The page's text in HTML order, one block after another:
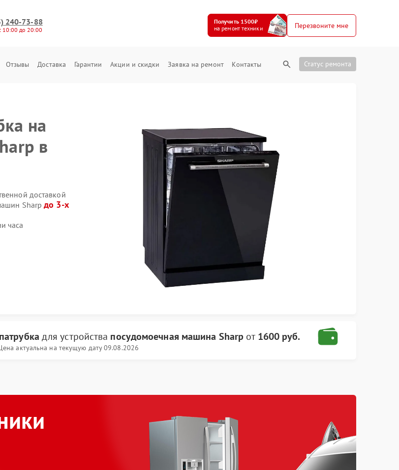
240-73-88
10:00 до 20:00
Получить 1500₽
на ремонт техники
Перезвоните мне
Отзывы Доставка Гарантии Акции и скидки Заявка на ремонт Контакты Статус ремонта
на
в
доставкой
Sharpдо 3-х
часа
для устройства посудомоечная машина Sharp от 1600 руб.
актуальна на текущую дату 09.08.2026